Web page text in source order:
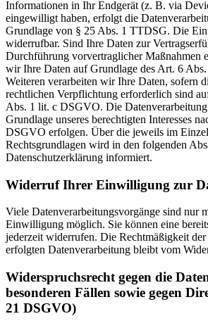
Informationen in Ihr Endgerät (z. B. via
eingewilligt haben, erfolgt die
Grundlage von § 25 Abs. 1 TTDSG. Die
widerrufbar. Sind Ihre Daten zur
Durchführung vorvertraglicher Maßnahmen
wir Ihre Daten auf Grundlage des Art. 6
Weiteren verarbeiten wir Ihre Daten, sofern
rechtlichen Verpflichtung erforderlich sind
Abs. 1 lit. c DSGVO. Die
Grundlage unseres berechtigten Interesses
DSGVO erfolgen. Über die jeweils im
Rechtsgrundlagen wird in den folgenden
Datenschutzerklärung informiert.
Widerruf Ihrer Einwilligung zur
Viele Datenverarbeitungsvorgänge sind nur
Einwilligung möglich. Sie können eine
jederzeit widerrufen. Die Rechtmäßigkeit
erfolgten Datenverarbeitung bleibt vom
Widerspruchsrecht gegen die
besonderen Fällen sowie gegen
21 DSGVO)